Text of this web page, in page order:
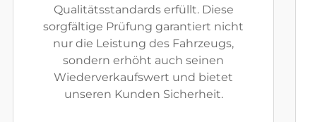
Qualitätsstandards erfüllt. Diese
sorgfältige Prüfung garantiert nicht
nur die Leistung des Fahrzeugs,
sondern erhöht auch seinen
Wiederverkaufswert und bietet
unseren Kunden Sicherheit.